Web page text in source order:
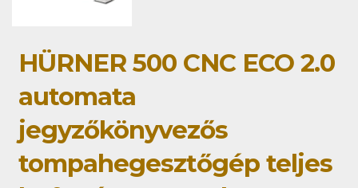
HÜRNER 500 CNC ECO 2.0
automata
jegyzőkönyvezős
tompahegesztőgép teljes